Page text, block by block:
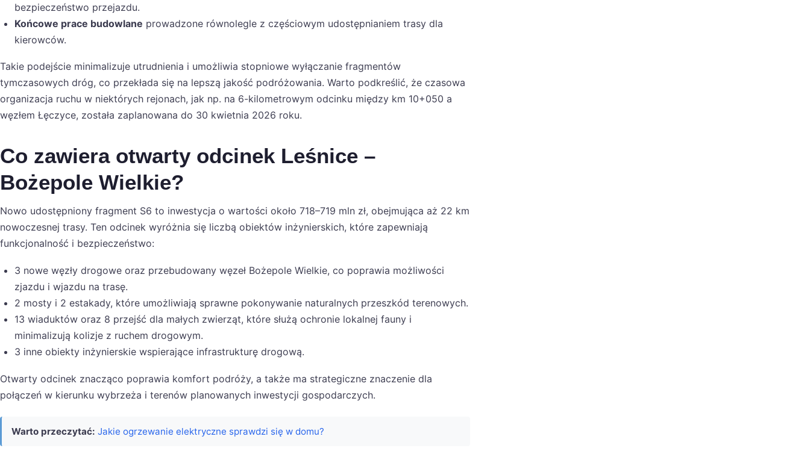
bezpieczeństwo przejazdu.
Końcowe prace budowlane prowadzone równolegle z częściowym udostępnianiem trasy dla
kierowców.
Takie podejście minimalizuje utrudnienia i umożliwia stopniowe wyłączanie fragmentów
tymczasowych dróg, co przekłada się na lepszą jakość podróżowania. Warto podkreślić, że czasowa
organizacja ruchu w niektórych rejonach, jak np. na 6-kilometrowym odcinku między km 10+050 a
węzłem Łęczyce, została zaplanowana do 30 kwietnia 2026 roku.
Co zawiera otwarty odcinek Leśnice –
Bożepole Wielkie?
Nowo udostępniony fragment S6 to inwestycja o wartości około 718–719 mln zł, obejmująca aż 22 km
nowoczesnej trasy. Ten odcinek wyróżnia się liczbą obiektów inżynierskich, które zapewniają
funkcjonalność i bezpieczeństwo:
3 nowe węzły drogowe oraz przebudowany węzeł Bożepole Wielkie, co poprawia możliwości
zjazdu i wjazdu na trasę.
2 mosty i 2 estakady, które umożliwiają sprawne pokonywanie naturalnych przeszkód terenowych.
13 wiaduktów oraz 8 przejść dla małych zwierząt, które służą ochronie lokalnej fauny i
minimalizują kolizje z ruchem drogowym.
3 inne obiekty inżynierskie wspierające infrastrukturę drogową.
Otwarty odcinek znacząco poprawia komfort podróży, a także ma strategiczne znaczenie dla
połączeń w kierunku wybrzeża i terenów planowanych inwestycji gospodarczych.
Warto przeczytać: Jakie ogrzewanie elektryczne sprawdzi się w domu?